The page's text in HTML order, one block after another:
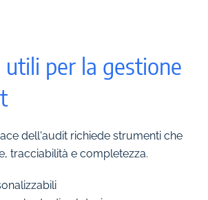
per la gestione
dell'audit richiede strumenti che
tracciabilità e completezza.